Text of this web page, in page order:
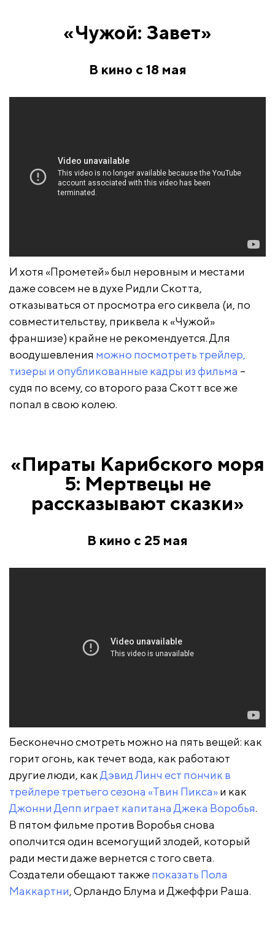
«Чужой: Завет»
В кино с 18 мая
И хотя «Прометей» был неровным и местами
даже совсем не в духе Ридли Скотта,
отказываться от просмотра его сиквела (и, по
совместительству, приквела к «Чужой»
франшизе) крайне не рекомендуется. Для
воодушевления можно посмотреть трейлер,
тизеры и опубликованные кадры из фильма –
судя по всему, со второго раза Скотт все же
попал в свою колею.
«Пираты Карибского моря
5: Мертвецы не
рассказывают сказки»
В кино с 25 мая
Бесконечно смотреть можно на пять вещей: как
горит огонь, как течет вода, как работают
другие люди, какДэвид Линч ест пончик в
трейлере третьего сезона «Твин Пикса»и как
Джонни Депп играет капитана Джека Воробья.
В пятом фильме против Воробья снова
ополчится один всемогущий злодей, который
ради мести даже вернется с того света.
Создатели обещают такжепоказать Пола
Маккартни, Орландо Блума и Джеффри Раша.